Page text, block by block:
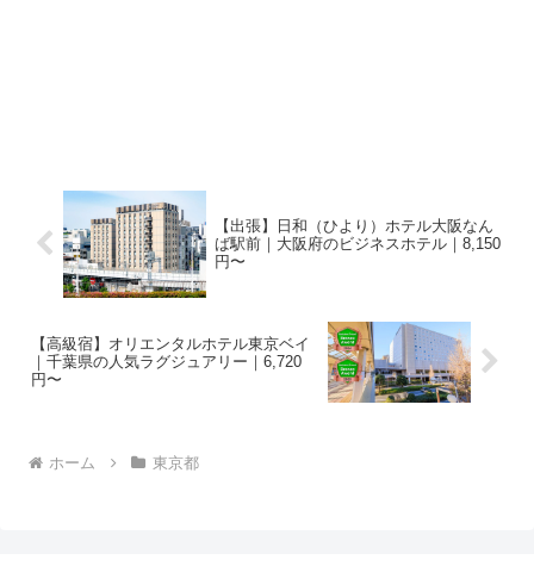
【出張】日和（ひより）ホテル大阪なん
ば駅前｜大阪府のビジネスホテル｜8,150
円〜
【高級宿】オリエンタルホテル東京ベイ
｜千葉県の人気ラグジュアリー｜6,720
円〜
ホーム 東京都